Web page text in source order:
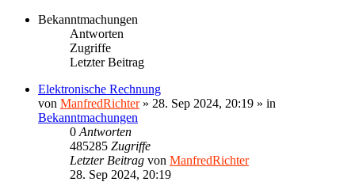
Bekanntmachungen
Antworten
Zugriffe
Letzter Beitrag
Elektronische Rechnung
von ManfredRichter» 28. Sep 2024, 20:19 » in
Bekanntmachungen
0 Antworten
485285 Zugriffe
Letzter Beitrag von ManfredRichter
28. Sep 2024, 20:19